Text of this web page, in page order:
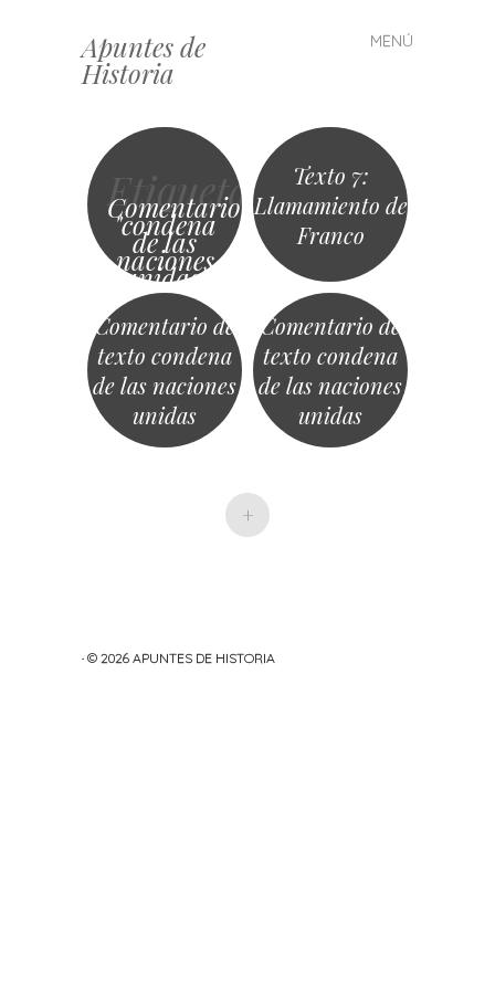
Apuntes de
Historia
MENÚ
Saltar
al
Etiqueta
Comentario
"condena
de las
naciones
unidas"
resolucion
de la
asamblea
de la Onu
Texto 7:
Llamamiento de
Franco
Comentario de
texto condena
de las naciones
unidas
Comentario de
texto condena
de las naciones
unidas
+
· © 2026 APUNTES DE HISTORIA